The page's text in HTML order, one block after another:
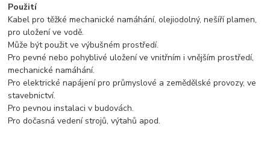
Použití
Kabel pro těžké mechanické namáhání, olejiodolný, nešíří plamen,
pro uložení ve vodě.
Může být použit ve výbušném prostředí.
Pro pevné nebo pohyblivé uložení ve vnitřním i vnějším prostředí,
mechanické namáhání.
Pro elektrické napájení pro průmyslové a zemědělské provozy, ve
stavebnictví.
Pro pevnou instalaci v budovách.
Pro dočasná vedení strojů, výtahů apod.